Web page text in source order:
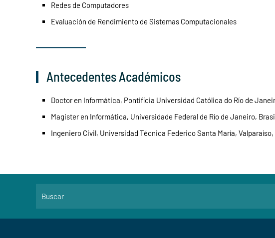
Redes de Computadores
Evaluación de Rendimiento de Sistemas Computacionales
Antecedentes Académicos
Doctor en Informática, Pontifícia Universidad Católica do Río de
Magister en Informática, Universidade Federal de Río de Janeiro,
Ingeniero Civil, Universidad Técnica Federico Santa María, Valparaíso,